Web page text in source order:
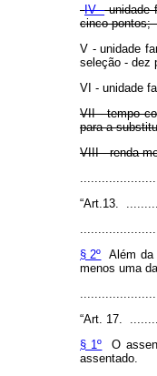
IV -unidade
cinco
V - unidade
seleção - dez
VI - unidade
VII - tempo
para a
VIII - renda
“Art.13.
§ 2º Além da
menos uma
“Art. 17.
§ 1º O
assentado.